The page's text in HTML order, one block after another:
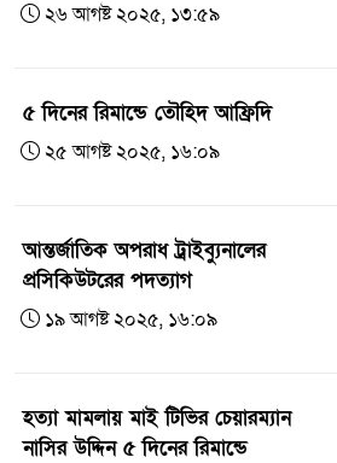
২৬ আগষ্ট ২০২৫, ১৩:৫৯
৫ দিনের রিমান্ডে তৌহিদ আফ্রিদি
২৫ আগষ্ট ২০২৫, ১৬:০৯
আন্তর্জাতিক অপরাধ ট্রাইব্যুনালের
প্রসিকিউটরের পদত্যাগ
১৯ আগষ্ট ২০২৫, ১৬:০৯
হত্যা মামলায় মাই টিভির চেয়ারম্যান
নাসির উদ্দিন ৫ দিনের রিমান্ডে